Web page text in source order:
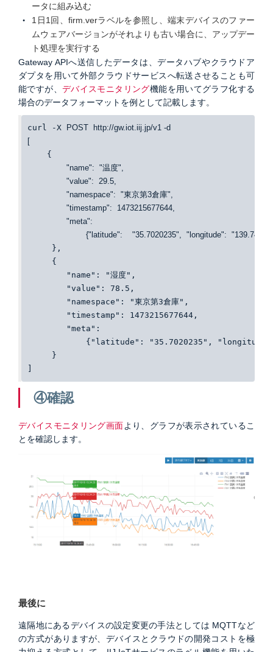
ータに組み込む
1日1回、firm.verラベルを参照し、端末デバイスのファー
ムウェアバージョンがそれよりも古い場合に、アップデー
ト処理を実行する
Gateway APIへ送信したデータは、データハブやクラウドア
ダプタを用いて外部クラウドサービスへ転送させることも可
能ですが、 デバイスモニタリング機能を用いてグラフ化する
場合のデータフォーマットを例として記載します。
curl -X POST http://gw.iot.iij.jp/v1 -d
[
    {
"name": "温度"
"value": 29.5
"namespace": "東京第3倉庫"
"timestamp": 1473215677644
"meta":
{"latitude": "35.7020235" "longitude":
     },
     {
        "name": "湿度",
        "value": 78.5,
        "namespace": "東京第3倉庫",
        "timestamp": 1473215677644,
        "meta":
{"latitude": "35.7020235",
     }
④確認
デバイスモニタリング画面より、グラフが表示されているこ
とを確認します。
最後に
遠隔地にあるデバイスの設定変更の手法としては MQTTなど
の方式がありますが、デバイスとクラウドの開発コストを極